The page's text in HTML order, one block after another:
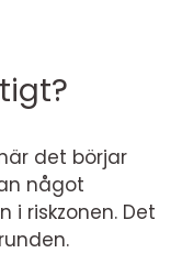
det börjar
något
i riskzonen. Det